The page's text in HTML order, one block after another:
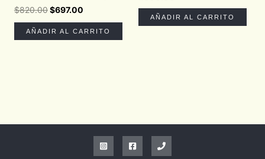
$820.00$697.00
AÑADIR AL CARRITO
AÑADIR AL CARRITO